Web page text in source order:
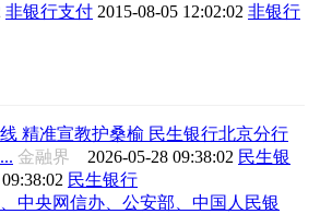
非银行支付 2015-08-05 12:02:02 非银行
精准宣教护桑榆 民生银行北京分行
金融界 2026-05-28 09:38:02 民生银
民生银行
中央网信办、公安部、中国人民银